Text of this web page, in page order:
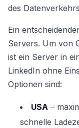
des
Ein
Servers. Um von
ist ein Server in
LinkedIn ohne
Optionen sind:
USA –
schnelle